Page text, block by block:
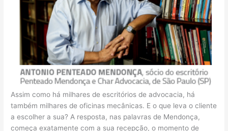
Assim como há milhares de escritórios de advocacia, há
também milhares de oficinas mecânicas. E o que leva o cliente
a escolher a sua? A resposta, nas palavras de Mendonça,
começa exatamente com a sua recepção, o momento de